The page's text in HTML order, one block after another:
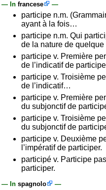
— In francese —
participe n.m.
ayant à la fois…
participe n.m. Qui
de la nature de quelque
participe v. Première
de l’indicatif de
participe v. Troisième
de l’indicatif…
participe v. Première
du subjonctif de
participe v. Troisième
du subjonctif de
participe v. Deuxième
l’impératif de participer.
participé v. Participe
participer.
— In spagnolo —